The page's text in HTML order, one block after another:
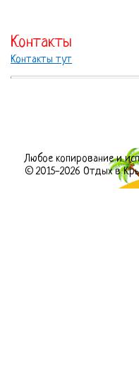
Контакты
Контакты тут
Любое копирование и
© 2015-2026 Отдых в